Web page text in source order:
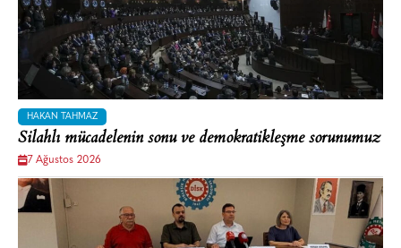
HAKAN TAHMAZ
Silahlı mücadelenin sonu ve demokratikleşme sorunumuz
7 Ağustos 2026